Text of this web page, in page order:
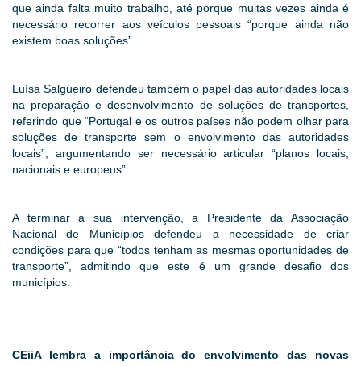
que ainda falta muito trabalho, até porque muitas vezes ainda é
necessário recorrer aos veículos pessoais “porque ainda não
existem boas soluções”.
Luísa Salgueiro defendeu também o papel das autoridades locais
na preparação e desenvolvimento de soluções de transportes,
referindo que “Portugal e os outros países não podem olhar para
soluções de transporte sem o envolvimento das autoridades
locais”, argumentando ser necessário articular “planos locais,
nacionais e europeus”.
A terminar a sua intervenção, a Presidente da Associação
Nacional de Municípios defendeu a necessidade de criar
condições para que “todos tenham as mesmas oportunidades de
transporte”, admitindo que este é um grande desafio dos
municípios.
CEiiA lembra a importância do envolvimento das novas